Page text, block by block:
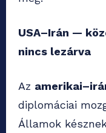
USA–Irán —
nincs lezárva
Az
diplomáciai
Államok